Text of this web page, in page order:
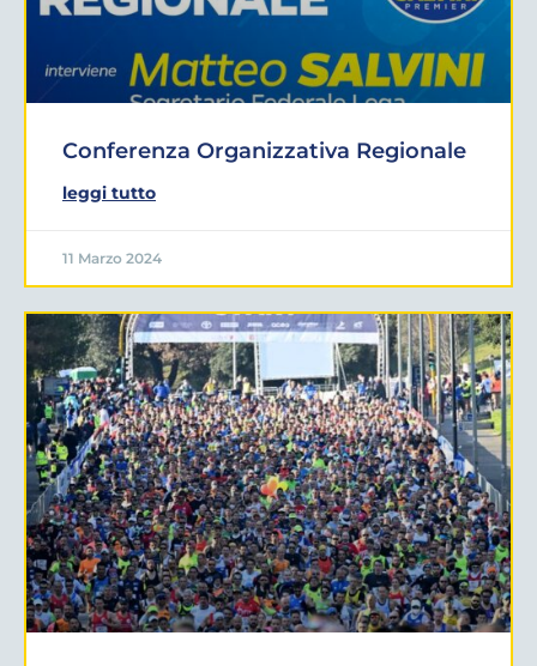
Conferenza Organizzativa Regionale
leggi tutto
11 Marzo 2024